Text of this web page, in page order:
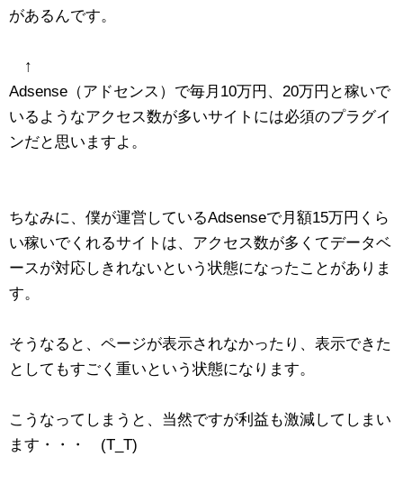
があるんです。
↑
Adsense（アドセンス）で毎月10万円、20万円と稼いで
いるようなアクセス数が多いサイトには必須のプラグイ
ンだと思いますよ。
ちなみに、僕が運営しているAdsenseで月額15万円くら
い稼いでくれるサイトは、アクセス数が多くてデータベ
ースが対応しきれないという状態になったことがありま
す。
そうなると、ページが表示されなかったり、表示できた
としてもすごく重いという状態になります。
こうなってしまうと、当然ですが利益も激減してしまい
ます・・・ (T_T)